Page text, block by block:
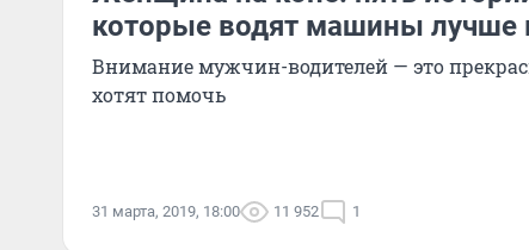
которые водят машины лучше
Внимание мужчин-водителей — это
хотят помочь
31 марта, 2019, 18:00 11 952 1